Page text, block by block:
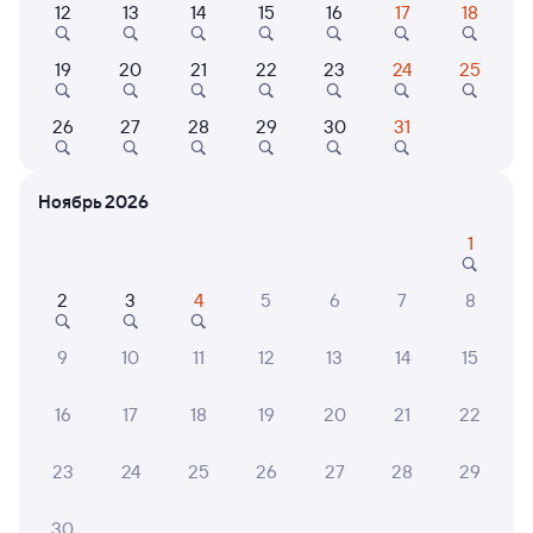
Найдём билет на поезд за вас
Даже если сейчас нет мест
Солнечный День
5 ⁠500 ⁠₽
Rich Hotel
5 ⁠205 ⁠₽
12 13 14 15 16 17 18
19 20 21 22 23 24 25
26 27 28 29 30 31
Ноябрь 2026
1
2 3 4 5 6 7 8
9 10 11 12 13 14 15
16 17 18 19 20 21 22
23 24 25 26 27 28 29